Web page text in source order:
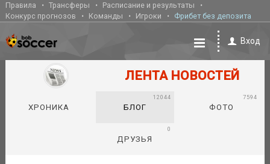
Правила Трансферы
Расписание и результаты
Конкурс прогнозов
Команды Игроки Фрибет без депозита
Вход
ЛЕНТА НОВОСТЕЙ
ХРОНИКА БЛОГ
12044
ФОТО
7594
ДРУЗЬЯ
0